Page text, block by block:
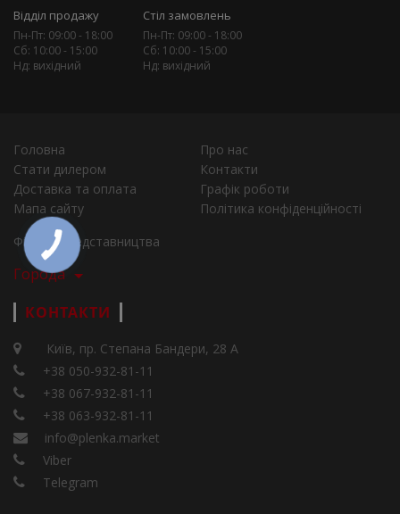
Відділ продажу
Пн-Пт: 09:00 - 18:00
Сб: 10:00 - 15:00
Нд: вихідний
Стіл замовлень
Пн-Пт: 09:00 - 18:00
Сб: 10:00 - 15:00
Нд: вихідний
Головна
Про нас
Стати дилером
Контакти
Доставка та оплата
Графік роботи
Мапа сайту
Політика конфіденційності
Філії та представництва
Города
КОНТАКТИ
Київ, пр. Степана Бандери, 28 А
+38 050-932-81-11
+38 067-932-81-11
+38 063-932-81-11
info@plenka.market
Viber
Telegram